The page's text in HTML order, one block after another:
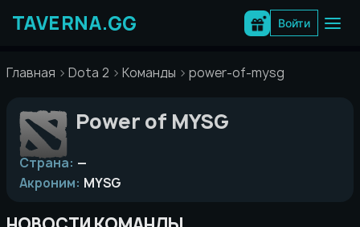
содержимому
Войти
Главная Dota 2 Команды power-of-mysg
Power of MYSG
Страна: —
Акроним: MYSG